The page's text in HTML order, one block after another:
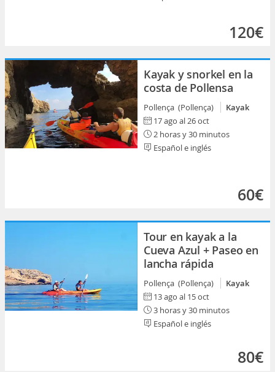
120€
Kayak y snorkel en la
costa de Pollensa
Pollença (Pollença)
Kayak
17 ago al 26 oct
2 horas y 30 minutos
Español e inglés
60€
Tour en kayak a la
Cueva Azul + Paseo en
lancha rápida
Pollença (Pollença)
Kayak
13 ago al 15 oct
3 horas y 30 minutos
Español e inglés
80€